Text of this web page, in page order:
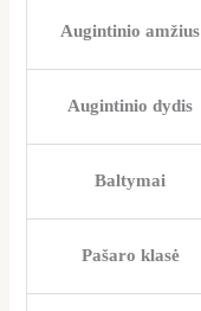
Augintinio amžius
Augintinio dydis
Baltymai
Pašaro klasė